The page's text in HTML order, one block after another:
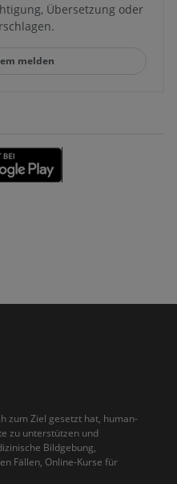
Übersetzung oder
melden
zum Ziel gesetzt hat, human-
zu unterstützen und
Bildgebung,
Fällen, Online-Kurse für